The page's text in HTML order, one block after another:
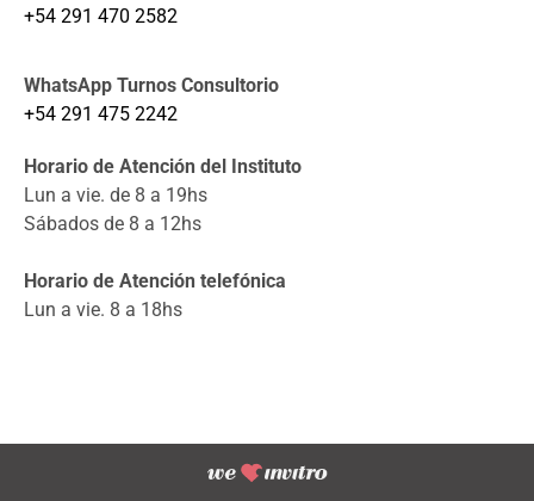
+54 291 470 2582
WhatsApp Turnos Consultorio
+54 291 475 2242
Horario de Atención del Instituto
Lun a vie. de 8 a 19hs
Sábados de 8 a 12hs
Horario de Atención telefónica
Lun a vie. 8 a 18hs